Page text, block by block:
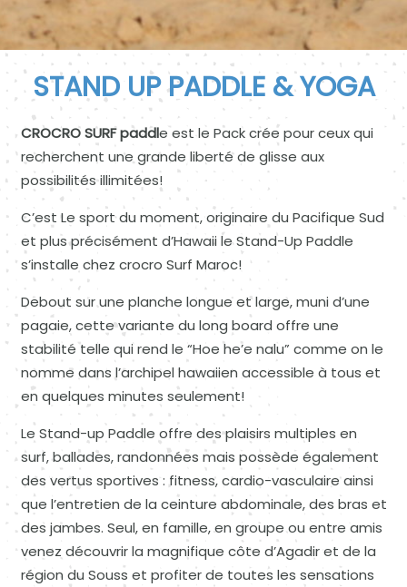
STAND UP PADDLE & YOGA
CROCRO SURF paddle est le Pack crée pour ceux qui
recherchent une grande liberté de glisse aux
possibilités illimitées!
C’est Le sport du moment, originaire du Pacifique Sud
et plus précisément d’Hawaii le Stand-Up Paddle
s’installe chez crocro Surf Maroc!
Debout sur une planche longue et large, muni d’une
pagaie, cette variante du long board offre une
stabilité telle qui rend le “Hoe he’e nalu” comme on le
nomme dans l’archipel hawaiien accessible à tous et
en quelques minutes seulement!
Le Stand-up Paddle offre des plaisirs multiples en
surf, ballades, randonnées mais possède également
des vertus sportives : fitness, cardio-vasculaire ainsi
que l’entretien de la ceinture abdominale, des bras et
des jambes. Seul, en famille, en groupe ou entre amis
venez découvrir la magnifique côte d’Agadir et de la
région du Souss et profiter de toutes les sensations